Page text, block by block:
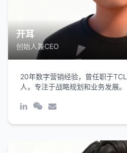
开耳
创始人兼CEO
20年数字营销经验，曾任职于
人，专注于战略规划和业务发展。